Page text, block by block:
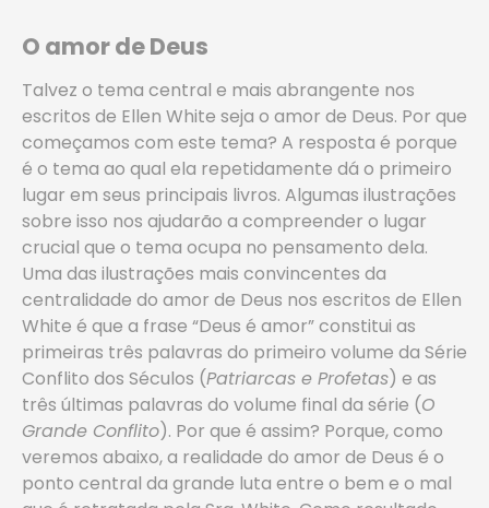
O amor de Deus
Talvez o tema central e mais abrangente nos
escritos de Ellen White seja o amor de Deus. Por que
começamos com este tema? A resposta é porque
é o tema ao qual ela repetidamente dá o primeiro
lugar em seus principais livros. Algumas ilustrações
sobre isso nos ajudarão a compreender o lugar
crucial que o tema ocupa no pensamento dela.
Uma das ilustrações mais convincentes da
centralidade do amor de Deus nos escritos de Ellen
White é que a frase “Deus é amor” constitui as
primeiras três palavras do primeiro volume da Série
Conflito dos Séculos (Patriarcas e Profetas) e as
três últimas palavras do volume final da série (O
Grande Conflito). Por que é assim? Porque, como
veremos abaixo, a realidade do amor de Deus é o
ponto central da grande luta entre o bem e o mal